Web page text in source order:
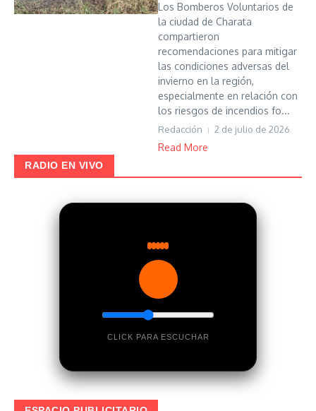
Los Bomberos Voluntarios de
la ciudad de Charata
compartieron
recomendaciones para mitigar
las condiciones adversas del
invierno en la región,
especialmente en relación con
los riesgos de incendios fo...
Redacción 2 de julio de 2026
Read More
RADIO EN VIVO
CLICK PARA ESCUCHAR